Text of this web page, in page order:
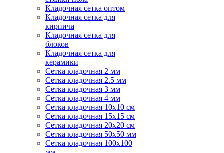
Кладочная сетка оптом
Кладочная сетка для
кирпича
Кладочная сетка для
блоков
Кладочная сетка для
керамики
Сетка кладочная 2 мм
Сетка кладочная 2.5 мм
Сетка кладочная 3 мм
Сетка кладочная 4 мм
Сетка кладочная 10x10 см
Сетка кладочная 15x15 см
Сетка кладочная 20x20 см
Сетка кладочная 50x50 мм
Сетка кладочная 100x100